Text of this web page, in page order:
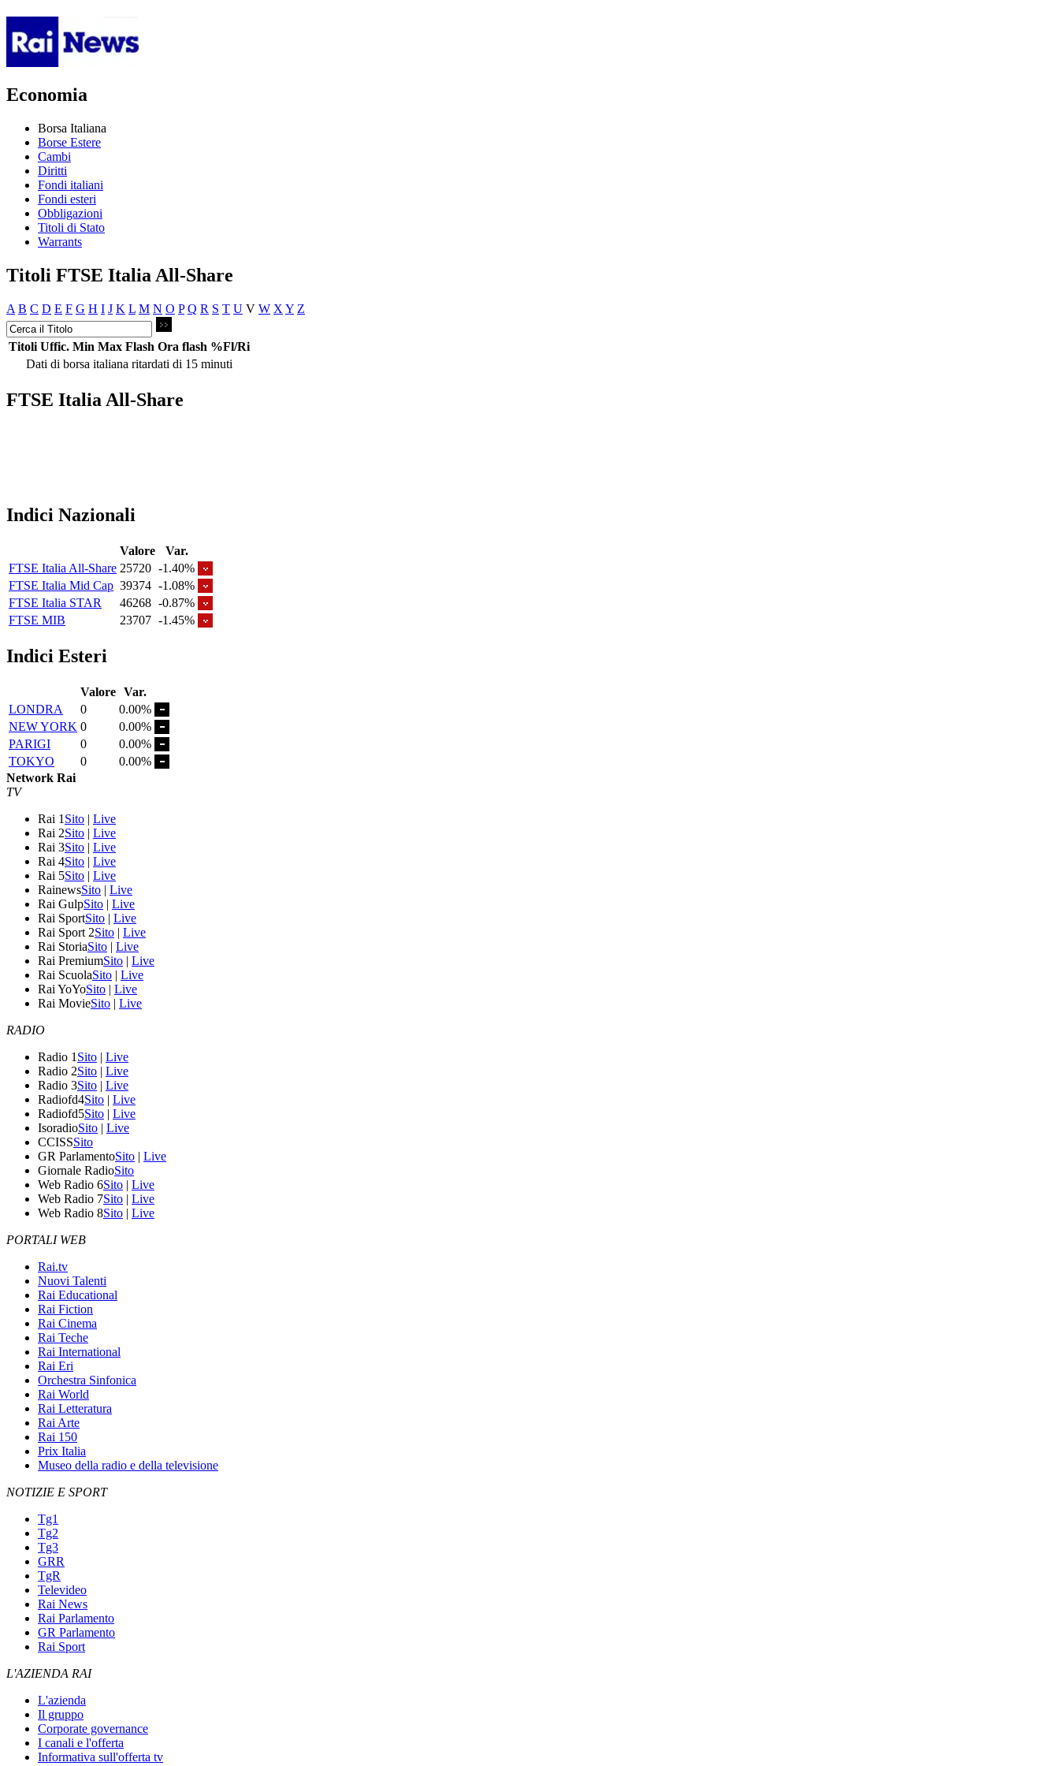
Economia
Borsa Italiana
Borse Estere
Cambi
Diritti
Fondi italiani
Fondi esteri
Obbligazioni
Titoli di Stato
Warrants
Titoli FTSE Italia All-Share
A B C D E F G H I J K L M N O P Q R S T U V W X Y Z
Titoli Uffic. Min Max Flash Ora flash %Fl/Ri
Dati di borsa italiana ritardati di 15 minuti
FTSE Italia All-Share
Indici Nazionali
Valore
Var.
FTSE Italia All-Share 25720 -1.40%
FTSE Italia Mid Cap 39374 -1.08%
FTSE Italia STAR
46268 -0.87%
FTSE MIB
23707 -1.45%
Indici Esteri
Valore Var.
LONDRA
0
0.00%
NEW YORK 0
0.00%
PARIGI
0
0.00%
TOKYO
0
0.00%
Network Rai
TV
Rai 1 Sito | Live
Rai 2Sito | Live
Rai 3Sito | Live
Rai 4Sito | Live
Rai 5Sito | Live
RainewsSito | Live
Rai GulpSito | Live
Rai SportSito | Live
Rai Sport 2Sito | Live
Rai StoriaSito | Live
Rai PremiumSito | Live
Rai ScuolaSito | Live
Rai YoYoSito | Live
Rai MovieSito | Live
RADIO
Radio 1 Sito | Live
Radio 2Sito | Live
Radio 3Sito | Live
Radiofd4Sito | Live
Radiofd5Sito | Live
IsoradioSito | Live
CCISSSito
GR ParlamentoSito | Live
Giornale RadioSito
Web Radio 6Sito | Live
Web Radio 7Sito | Live
Web Radio 8Sito | Live
PORTALI WEB
Rai.tv
Nuovi Talenti
Rai Educational
Rai Fiction
Rai Cinema
Rai Teche
Rai International
Rai Eri
Orchestra Sinfonica
Rai World
Rai Letteratura
Rai Arte
Rai 150
Prix Italia
Museo della radio e della televisione
NOTIZIE E SPORT
Tg1
Tg2
Tg3
GRR
TgR
Televideo
Rai News
Rai Parlamento
GR Parlamento
Rai Sport
L'AZIENDA RAI
L'azienda
Il gruppo
Corporate governance
I canali e l'offerta
Informativa sull'offerta tv